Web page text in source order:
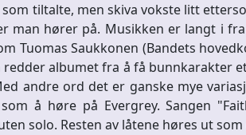
tiltalte, men skiva vokste litt
man hører på. Musikken er langt i
Tuomas Saukkonen (Bandets
albumet fra å få bunnkarakter
andre ord det er ganske mye
å høre på Evergrey. Sangen
solo. Resten av låtene høres ut